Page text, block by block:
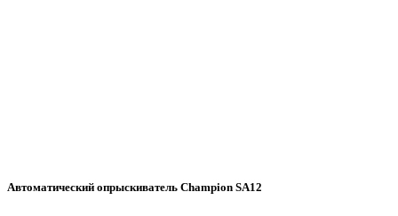
Автоматический опрыскиватель Champion SA12